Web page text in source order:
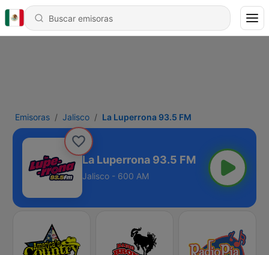
Emisoras Jalisco La Luperrona 93.5 FM
La Luperrona 93.5 FM
Jalisco - 600 AM